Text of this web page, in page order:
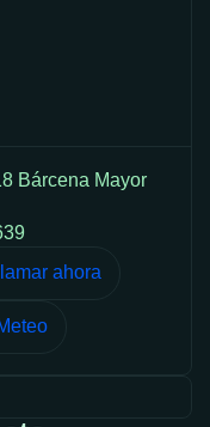
Bárcena Mayor
ahora